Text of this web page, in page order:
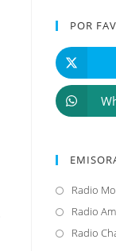
POR
Radio
Radio
Radio